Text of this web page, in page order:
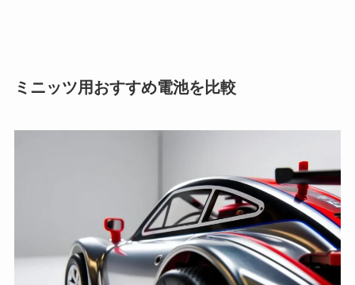
ミニッツ用おすすめ電池を比較